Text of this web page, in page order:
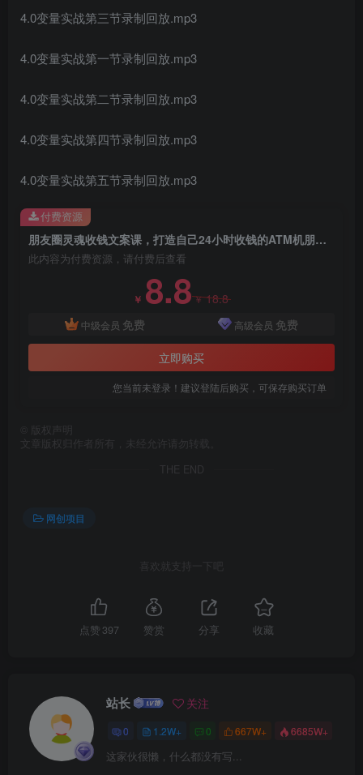
4.0变量实战第三节录制回放.mp3
4.0变量实战第一节录制回放.mp3
4.0变量实战第二节录制回放.mp3
4.0变量实战第四节录制回放.mp3
4.0变量实战第五节录制回放.mp3
朋友圈灵魂收钱文案课，打造自己24小时收钱的ATM机朋友圈
此内容为付费资源，请付费后查看
￥ 8.8￥18.8
中级会员 免费 高级会员 免费
立即购买
您当前未登录！建议登陆后购买，可保存购买订单
付费资源
版权声明
文章版权归作者所有，未经允许请勿转载。
THE END
网创项目
喜欢就支持一下吧
点赞 397 赞赏 分享 收藏
站长 关注
0 1.2W+ 0 667W+ 6685W+
这家伙很懒，什么都没有写...